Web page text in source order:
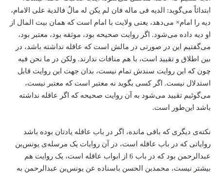
ابتدائاً می‌گوید: الدیه فی ماله فان لم یکن له مالٌ فالدیة علی الامام،
دیه را امام× می‌دهد، یعنی ولایت با امام است که همان بیت المال از
او دیه داده می‌شود. اگر روایت صحیحه بود، موثقه بود، معتبر بود،
می‌گفتیم این در صورتی در مالش است که عاقله نداشته باشد، در
بین اطلاق و تقیید است، با هم منافات ندارند. ولکن در ما نحن فیه
چون که این روایت سندش تمام نیست، بدان جهت این روایت قابل
استدلال نیست. اگر کسی بگوید نه معتبر است که معتبر نیست،
می‌گوئیم تقیید می‌شود به آن روایت صحیحه که اگر عاقله نداشته
باشد این‌طور است.
نکته‌ی دیگری که باقی مانده، اگر در باب عاقله یادتان بوده باشد
روایاتی که در باب عاقله است، در آن روایات یک مرسله‌‌ی یونس‌بن
عبدالرحمن بود که در باب 6 از ابواب عاقله است، یک روایت هم
بیشتر نیست، محمد‌بن الحسن باسناده عن یونس‌بن عبدالرحمن به